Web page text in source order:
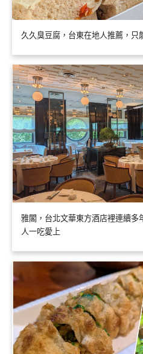
久久臭豆腐，台東在地人推薦，只
雅閣，台北文華東方酒店裡連續多
人一吃愛上